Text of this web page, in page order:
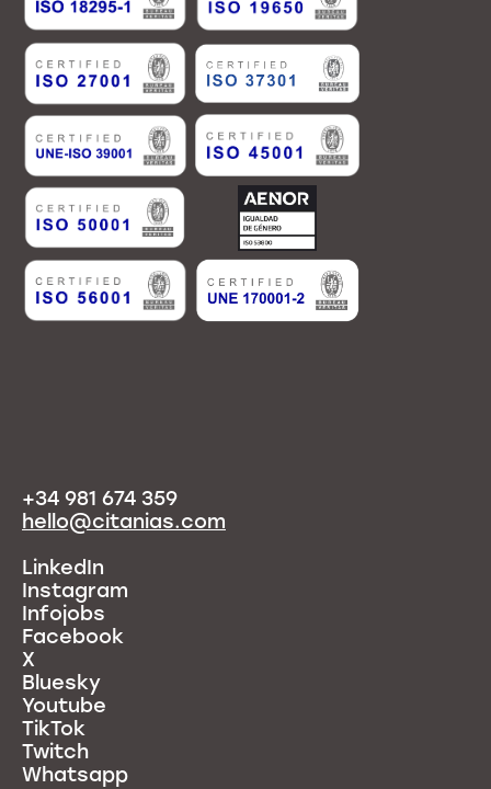
+34 981 674 359
hello@citanias.com
LinkedIn
Instagram
Infojobs
Facebook
X
Bluesky
Youtube
TikTok
Twitch
Whatsapp